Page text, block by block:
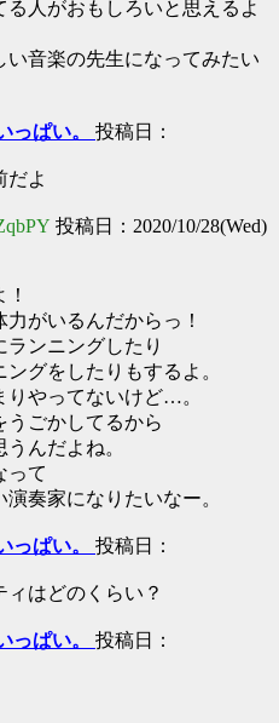
る人がおもしろいと思えるよ
音楽の先生になってみたい
っぱい。 投稿日：
だよ
投稿日：2020/10/28(Wed)
がいるんだからっ！
ンニングしたり
グをしたりもするよ。
りやってないけど…。
うごかしてるから
んだよね。
って
奏家になりたいなー。
っぱい。 投稿日：
はどのくらい？
っぱい。 投稿日：